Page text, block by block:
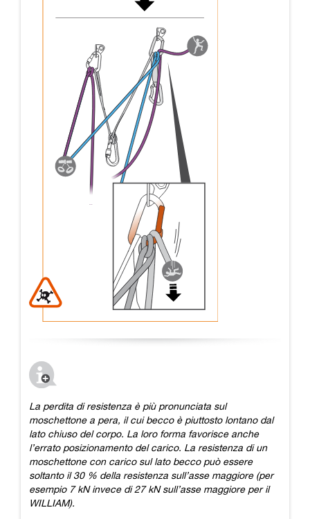
La perdita di resistenza è più pronunciata sul
moschettone a pera, il cui becco è piuttosto lontano dal
lato chiuso del corpo. La loro forma favorisce anche
l’errato posizionamento del carico. La resistenza di un
moschettone con carico sul lato becco può essere
soltanto il 30 % della resistenza sull’asse maggiore (per
esempio 7 kN invece di 27 kN sull’asse maggiore per il
WILLIAM).​